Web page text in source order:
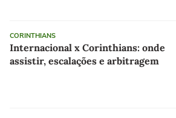
CORINTHIANS
Internacional x Corinthians: onde
assistir, escalações e arbitragem